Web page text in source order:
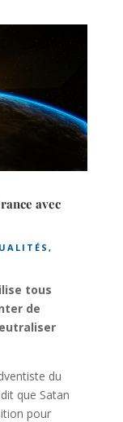
avec
,
tous
de
du
que Satan
pour